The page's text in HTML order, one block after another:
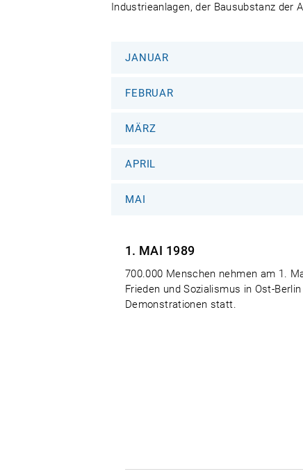
Industrieanlagen, der Bausubstanz der
JANUAR
FEBRUAR
MÄRZ
APRIL
MAI
1. MAI 1989
700.000 Menschen nehmen am 1.
Frieden und Sozialismus in Ost-
Demonstrationen statt.